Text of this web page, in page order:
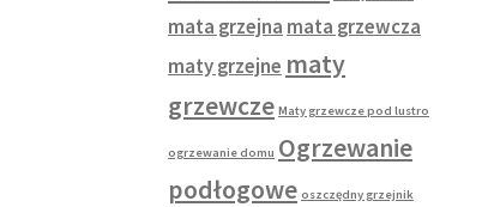
mata grzejna mata grzewcza
maty grzejne maty
grzewcze Maty grzewcze pod lustro
ogrzewanie domu Ogrzewanie
podłogowe oszczędny grzejnik